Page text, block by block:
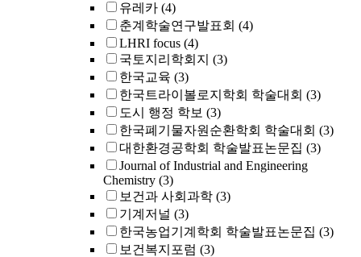
유레카 (4)
춘계학술연구발표회 (4)
LHRI focus (4)
국토지리학회지 (3)
한국교육 (3)
한국트라이볼로지학회 학술대회 (3)
도시 행정 학보 (3)
한국폐기물자원순환학회 학술대회 (3)
대한환경공학회 학술발표논문집 (3)
Journal of Industrial and Engineering
Chemistry (3)
보건과 사회과학 (3)
기계저널 (3)
한국농업기계학회 학술발표논문집 (3)
보건복지포럼 (3)